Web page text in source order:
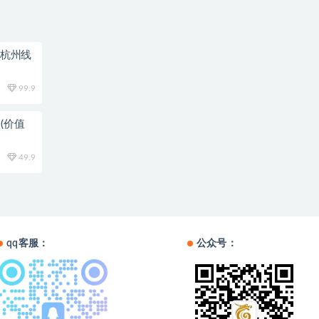
州线
99.9
价值
49.9
qq客服： 公众号：